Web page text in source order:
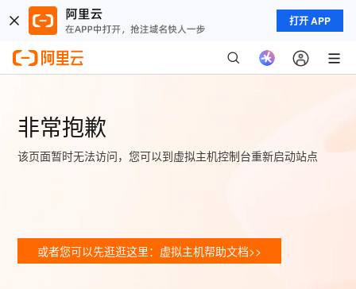
打开 APP
非常抱歉
该页面暂时无法访问，您可以到虚拟主机控制台重新启动站点
或者您可以先逛逛这里：虚拟主机帮助文档>>